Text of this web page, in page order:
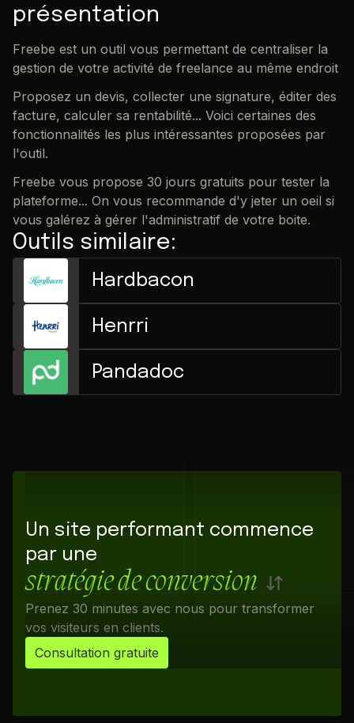
présentation
Freebe est un outil vous permettant de centraliser la
gestion de votre activité de freelance au même endroit
Proposez un devis, collecter une signature, éditer des
facture, calculer sa rentabilité... Voici certaines des
fonctionnalités les plus intéressantes proposées par
l'outil.
Freebe vous propose 30 jours gratuits pour tester la
plateforme... On vous recommande d'y jeter un oeil si
vous galérez à gérer l'administratif de votre boite.
Outils similaire:
Hardbacon
Henrri
Pandadoc
Un site performant commence
par une
stratégie de conversion
Prenez 30 minutes avec nous pour transformer
vos visiteurs en clients.
Consultation gratuite